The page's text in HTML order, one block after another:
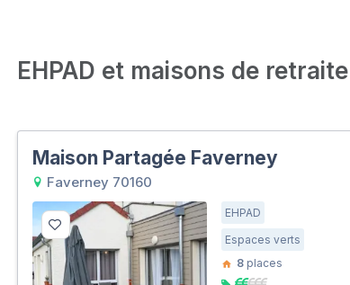
EHPAD et maisons de
Maison Partagée Faverney
Faverney 70160
EHPAD
Espaces verts
8places